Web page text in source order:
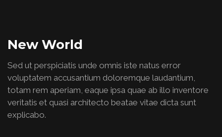
New World
Sed ut perspiciatis unde omnis iste natus error
voluptatem accusantium doloremque laudantium,
totam rem aperiam, eaque ipsa quae ab illo inventore
veritatis et quasi architecto beatae vitae dicta sunt
explicabo.